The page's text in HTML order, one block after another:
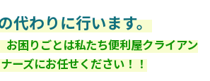
代わりに行います。
お困りごとは私たち便利屋クライアン
ーズにお任せください！！